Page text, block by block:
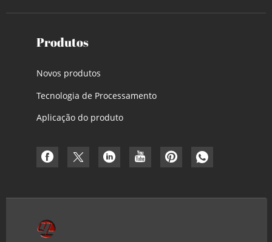
Produtos
Novos produtos
Tecnologia de Processamento
Aplicação do produto